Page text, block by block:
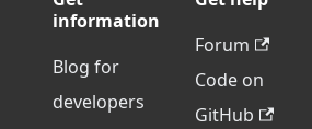
information
Blog for
developers
Forum
Code on
GitHub